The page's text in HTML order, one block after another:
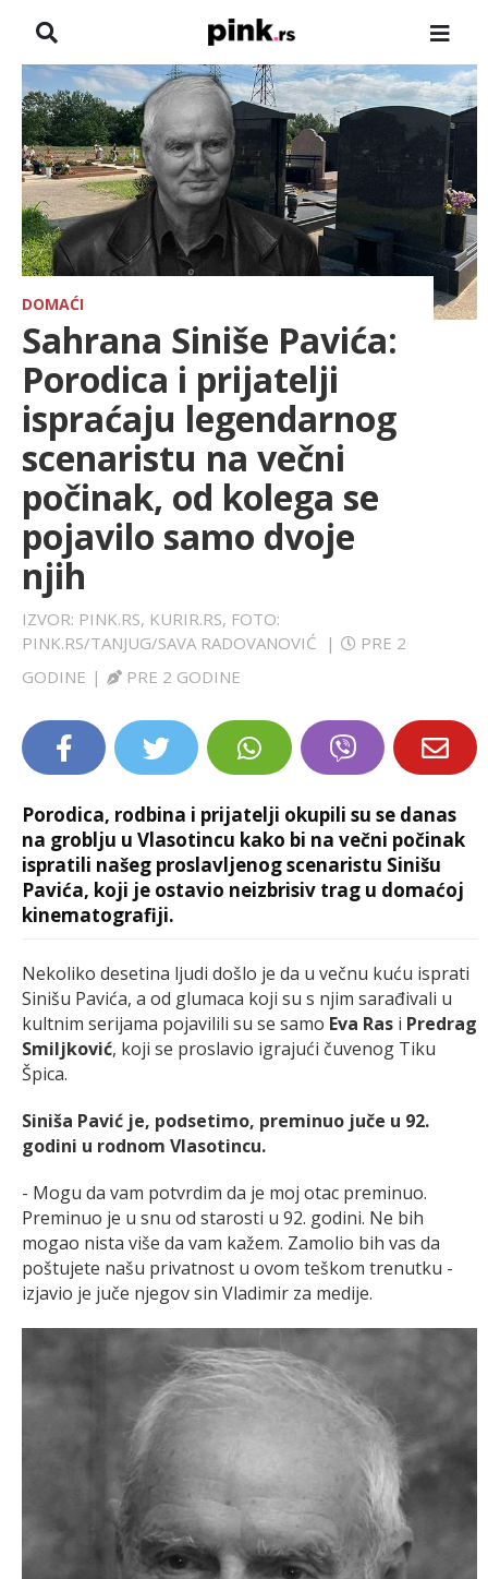
NASLOVNA
VESTI
ZADRUGA
SHOWBIZ
HRONIKA
FARMERI
SPORT
LIFESTYLE
EXTRA
DOMAĆI
Sahrana Siniše Pavića:
Porodica i prijatelji
ispraćaju legendarnog
scenaristu na večni
počinak, od kolega se
pojavilo samo dvoje
njih
IZVOR: PINK.RS, KURIR.RS, FOTO:
PINK.RS/TANJUG/SAVA RADOVANOVIĆ
|
PRE 2
GODINE | PRE 2 GODINE
Porodica, rodbina i prijatelji okupili su se danas
na groblju u Vlasotincu kako bi na večni počinak
ispratili našeg proslavljenog scenaristu Sinišu
Pavića, koji je ostavio neizbrisiv trag u domaćoj
kinematografiji.
Nekoliko desetina ljudi došlo je da u večnu kuću isprati
Sinišu Pavića, a od glumaca koji su s njim sarađivali u
kultnim serijama pojavilili su se samo Eva Ras i Predrag
Smiljković, koji se proslavio igrajući čuvenog Tiku
Špica.
Siniša Pavić je, podsetimo, preminuo juče u 92.
godini u rodnom Vlasotincu.
- Mogu da vam potvrdim da je moj otac preminuo.
Preminuo je u snu od starosti u 92. godini. Ne bih
mogao nista više da vam kažem. Zamolio bih vas da
poštujete našu privatnost u ovom teškom trenutku -
izjavio je juče njegov sin Vladimir za medije.